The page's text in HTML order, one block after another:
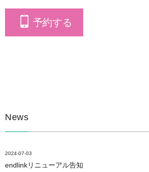
予約する
News
2024-07-03
endlinkリニューアル告知